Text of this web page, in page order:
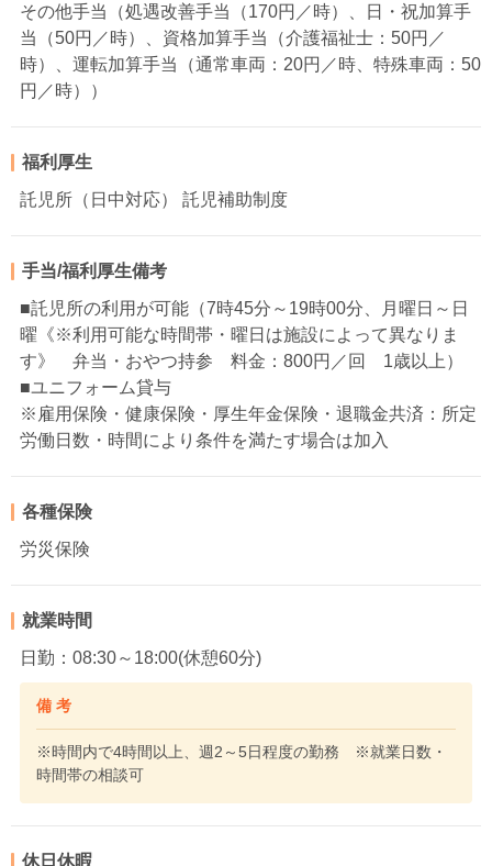
その他手当（処遇改善手当（170円／時）、日・祝加算手
当（50円／時）、資格加算手当（介護福祉士：50円／
時）、運転加算手当（通常車両：20円／時、特殊車両：50
円／時））
福利厚生
託児所（日中対応） 託児補助制度
手当/福利厚生備考
■託児所の利用が可能（7時45分～19時00分、月曜日～日
曜《※利用可能な時間帯・曜日は施設によって異なりま
す》 弁当・おやつ持参 料金：800円／回 1歳以上）
■ユニフォーム貸与
※雇用保険・健康保険・厚生年金保険・退職金共済：所定
労働日数・時間により条件を満たす場合は加入
各種保険
労災保険
就業時間
日勤：08:30～18:00(休憩60分)
備 考
※時間内で4時間以上、週2～5日程度の勤務 ※就業日数・
時間帯の相談可
休日休暇